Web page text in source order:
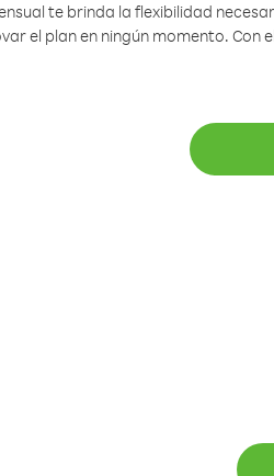
te brinda la flexibilidad
el plan en ningún momento.